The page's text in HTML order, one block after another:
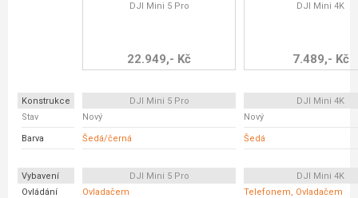
DJI Mini 5 Pro
22.949,- Kč
DJI Mini 4K
7.489,- Kč
Konstrukce DJI Mini 5 Pro
DJI Mini 4K
Stav
Nový Nový
Barva Šedá/černá Šedá
Vybavení DJI Mini 5 Pro
DJI Mini 4K
Ovládání
Ovladačem Telefonem, Ovladačem